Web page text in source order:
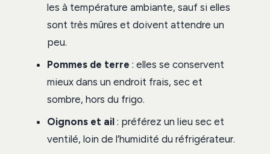
les à température ambiante, sauf si elles
sont très mûres et doivent attendre un
peu.
Pommes de terre : elles se conservent
mieux dans un endroit frais, sec et
sombre, hors du frigo.
Oignons et ail : préférez un lieu sec et
ventilé, loin de l’humidité du réfrigérateur.